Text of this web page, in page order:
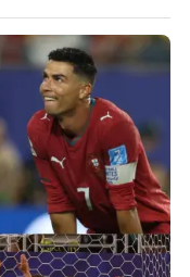
del Mundial,